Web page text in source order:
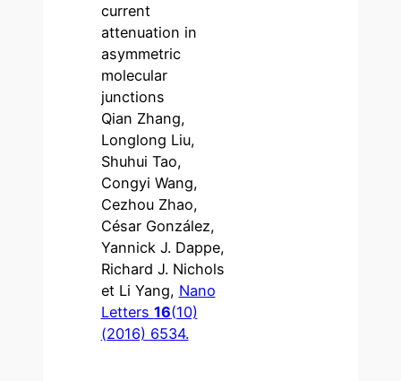
current
attenuation in
asymmetric
molecular
junctions
Qian Zhang,
Longlong Liu,
Shuhui Tao,
Congyi Wang,
Cezhou Zhao,
César González,
Yannick J. Dappe,
Richard J. Nichols
et Li Yang, Nano
Letters 16(10)
(2016) 6534.